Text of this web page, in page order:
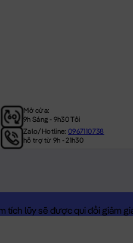
Mở cửa:
9h Sáng - 9h30 Tối
Zalo/Hotline:0967110738
hỗ trợ từ 9h - 21h30
lũy sẽ được qui đổi giảm